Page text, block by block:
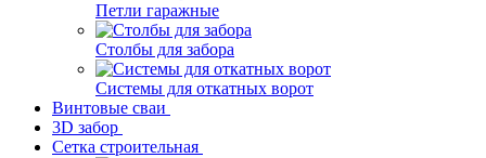
Петли гаражные
Столбы для забора
Системы для откатных ворот
Винтовые сваи
3D забор
Сетка строительная